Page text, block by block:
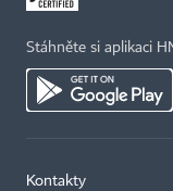
Stáhněte si aplikaci
Kontakty